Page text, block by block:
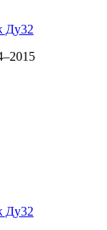
Ду32
Ду32